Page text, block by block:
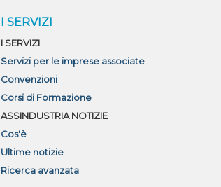
I SERVIZI
I SERVIZI
Servizi per le imprese associate
Convenzioni
Corsi di Formazione
ASSINDUSTRIA NOTIZIE
Cos'è
Ultime notizie
Ricerca avanzata